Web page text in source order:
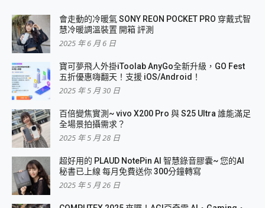
會走動的冷暖氣 SONY REON POCKET PRO 穿戴式智
慧冷暖調溫裝置 開箱 評測
2025 年 6 月 6 日
寶可夢飛人外掛iToolab AnyGo全新升級，GO Fest
五折優惠嗨翻天！支援 iOS/Android！
2025 年 5 月 30 日
百倍變焦實測~ vivo X200 Pro 與 S25 Ultra 誰能滿足
全場景拍攝需求？
2025 年 5 月 28 日
超好用的 PLAUD NotePin AI 智慧錄音膠囊~ 您的AI
秘書已上線 每月免費送你 300分鐘轉寫
2025 年 5 月 26 日